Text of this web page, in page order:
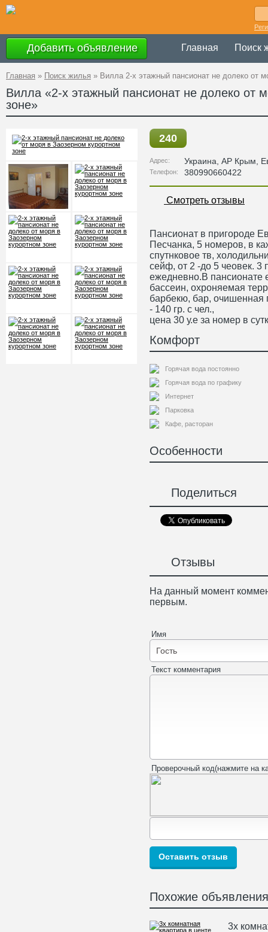
Добавить объявление Главная Поиск
Главная » Поиск жилья » Вилла 2-х этажный пансионат не долеко от
Вилла «2-х этажный пансионат не долеко от
зоне»
240
Адрес: Украина АР Крым ,
Телефон: 380990660422
Смотреть отзывы
Пансионат в пригороде
Песчанка, 5 номеров, в
спутнковое тв,
сейф, от 2 -до 5 чеовек. 3
ежедневно.В пансионате
бассеин, охроняемая
барбекю, бар, очишенная
- 140 гр. с чел.,
цена 30 у.е за номер в
Комфорт
Горячая вода постоянно
Горячая вода по графику
Интернет
Парковка
Кафе, расторан
Особенности
Поделиться
Отзывы
На данный момент
первым.
Имя
Текст комментария
Проверочный код(нажмите на
Похожие объявления
3х